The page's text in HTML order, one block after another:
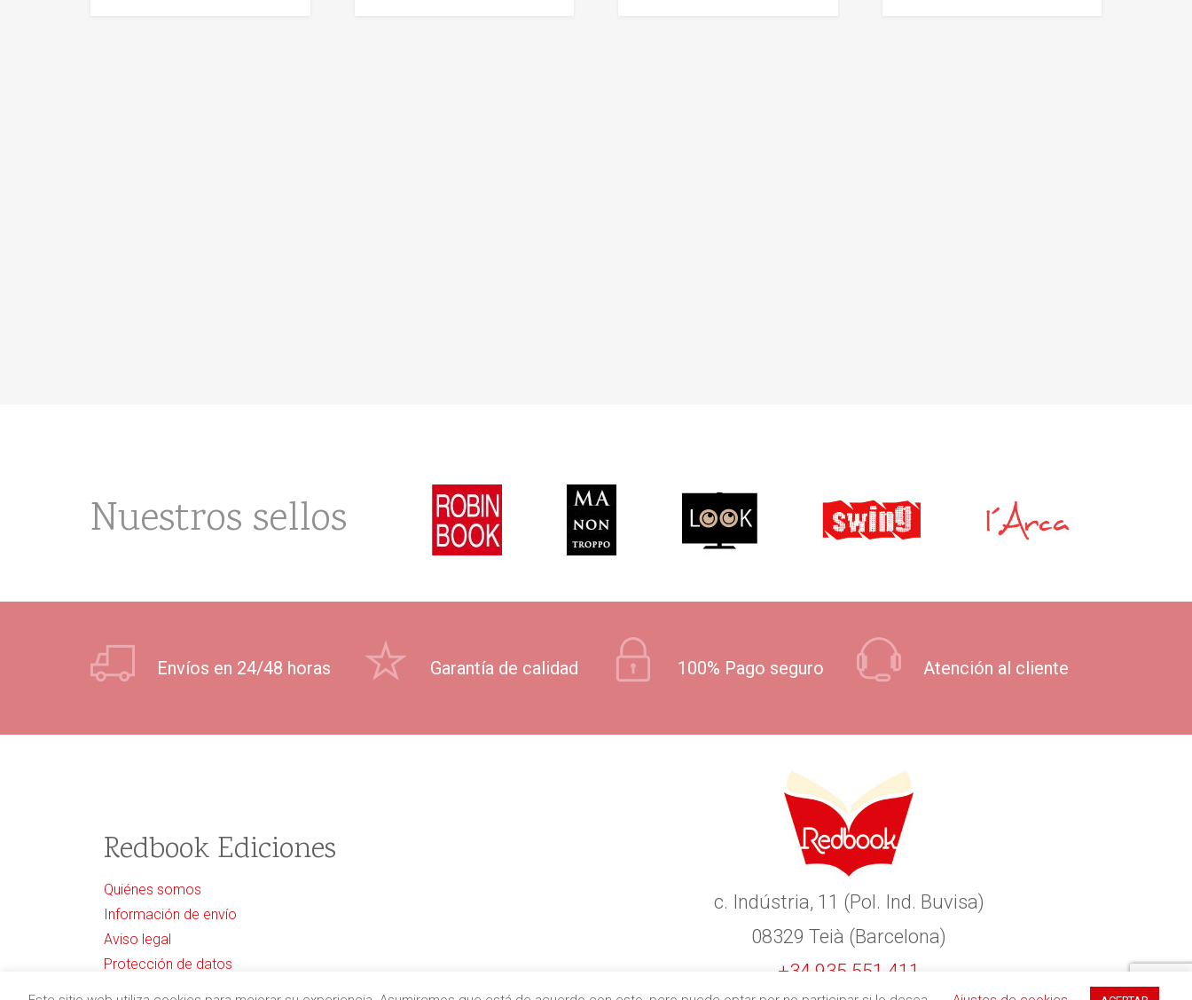
Nuestros sellos
Envíos en 24/48 horas Garantía de calidad 100% Pago seguro Atención al cliente
Redbook Ediciones
Quiénes somos
Información de envío
Aviso legal
Protección de datos
c. Indústria, 11 (Pol. Ind. Buvisa)
08329 Teià (Barcelona)
+34 935 551 411